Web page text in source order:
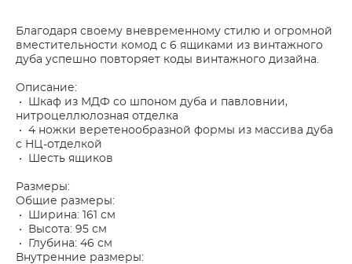
Благодаря своему вневременному стилю и огромной
вместительности комод с 6 ящиками из винтажного
дуба успешно повторяет коды винтажного дизайна.
Описание:
• Шкаф из МДФ со шпоном дуба и павловнии,
нитроцеллюлозная отделка
• 4 ножки веретенообразной формы из массива дуба
с НЦ-отделкой
• Шесть ящиков
Размеры:
Общие размеры:
• Ширина: 161 см
• Высота: 95 см
• Глубина: 46 см
Внутренние размеры: